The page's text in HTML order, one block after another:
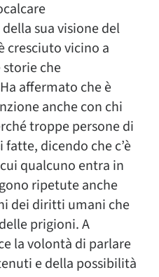
sua visione del
cresciuto vicino a
storie che
affermato che è
anche con chi
troppe persone di
dicendo che c’è
qualcuno entra in
ripetute anche
dei diritti umani che
prigioni. A
la volontà di parlare
e della possibilità